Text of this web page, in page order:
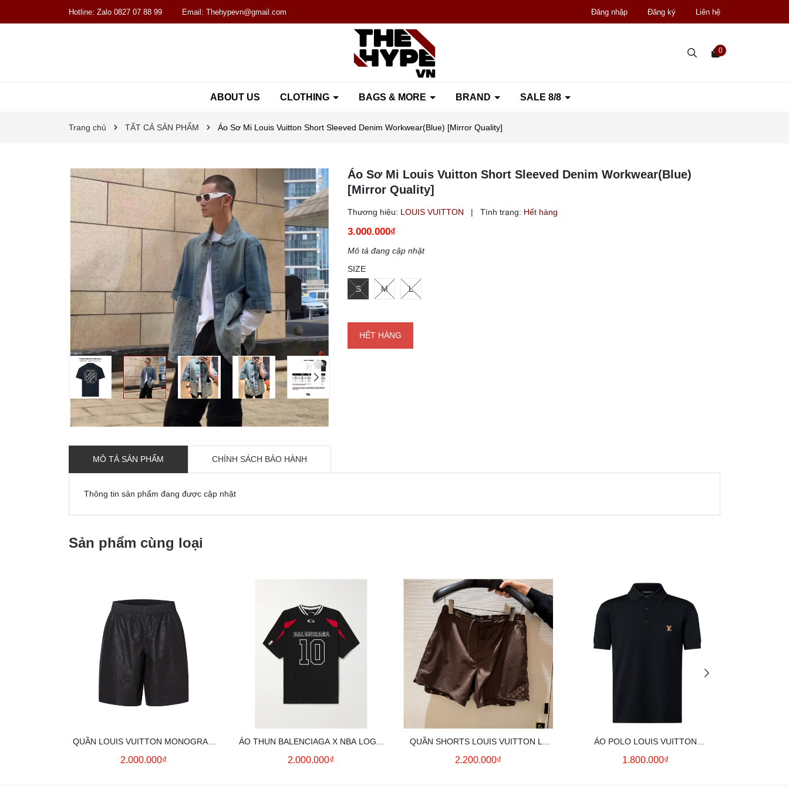
Hotline: Zalo 0827 07 88 99 Email: Thehypevn@gmail.com Đăng nhập Đăng ký Liên hệ
ABOUT US CLOTHING BAGS & MORE BRAND SALE 8/8
0
Trang chủ TẤT CẢ SẢN PHẨM Áo Sơ Mi Louis Vuitton Short Sleeved Denim Workwear(Blue) [Mirror Quality]
Áo Sơ Mi Louis Vuitton Short Sleeved Denim Workwear(Blue)
[Mirror Quality]
Thương hiệu: LOUIS VUITTON | Tình trạng: Hết hàng
3.000.000₫
Mô tả đang cập nhật
SIZE
S M L
HẾT HÀNG
MÔ TẢ SẢN PHẨM CHÍNH SÁCH BẢO HÀNH
Thông tin sản phẩm đang được cập nhật
Sản phẩm cùng loại
QUẦN LOUIS VUITTON MONOGRAM
MOIRE JACQUARD SILK SHORTS IN
2.000.000₫
ÁO THUN BALENCIAGA X NBA LOGO
COTTON JERSEY T-SHIRT
2.000.000₫
QUẦN SHORTS LOUIS VUITTON LV
MONOGRAM SWIMWEAR (BROWN)
2.200.000₫
ÁO POLO LOUIS VUITTON
SIGNATURE LOGO (BLACK)
1.800.000₫